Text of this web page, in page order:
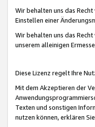
Wir behalten uns das
Einstellen einer
Wir behalten uns das
unserem alleinigen
Diese Lizenz regelt Ihre
Mit dem Akzeptieren der
Texten und sonstigen
nutzen können, erklären